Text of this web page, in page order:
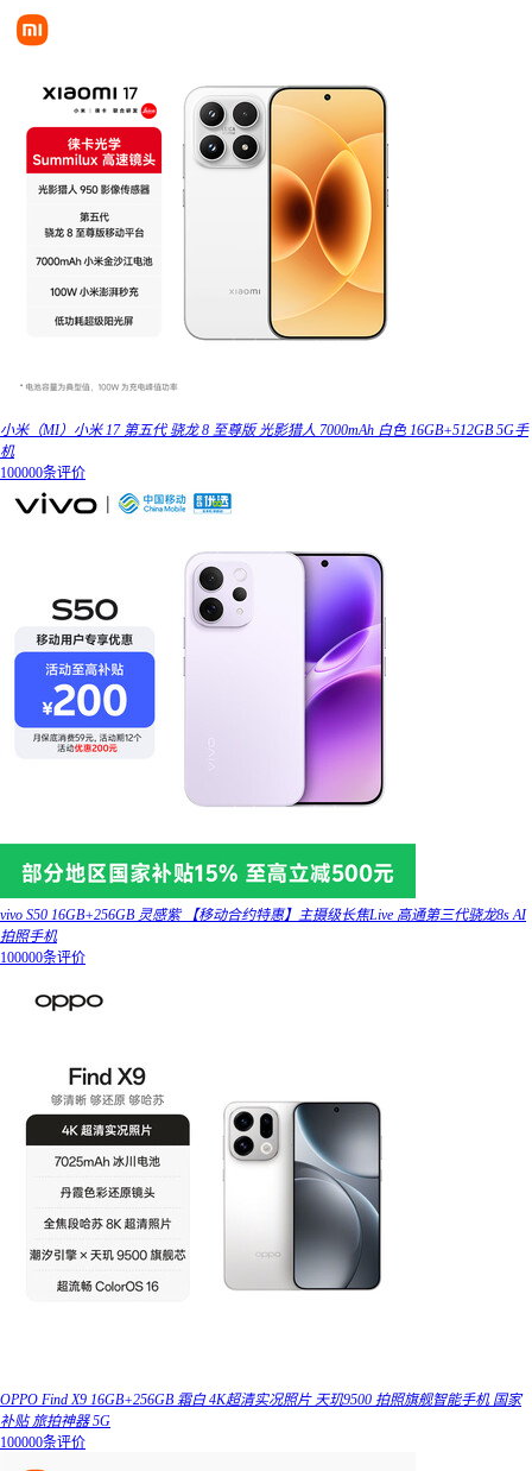
小米（MI）小米 17 第五代 骁龙 8 至尊版 光影猎人 7000mAh 白色 16GB+512GB 5G手
机
100000条评价
vivo S50 16GB+256GB 灵感紫 【移动合约特惠】主摄级长焦Live 高通第三代骁龙8s AI
拍照手机
100000条评价
OPPO Find X9 16GB+256GB 霜白 4K超清实况照片 天玑9500 拍照旗舰智能手机 国家
补贴 旅拍神器 5G
100000条评价